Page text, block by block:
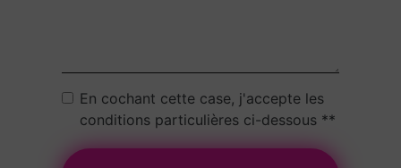
En cochant cette case, j'accepte les
conditions particulières ci-dessous **